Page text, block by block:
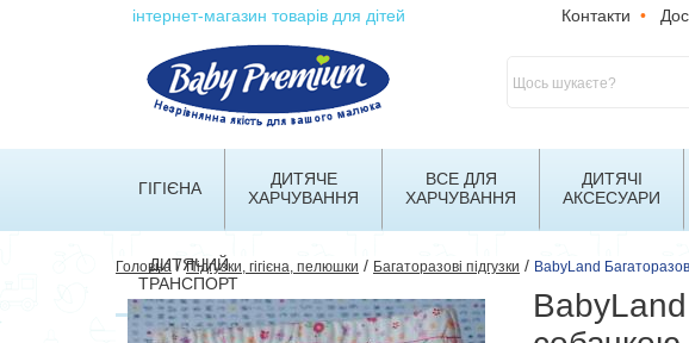
інтернет-магазин товарів для дітей Контакти •
ГІГІЄНА
ДИТЯЧЕ
ХАРЧУВАННЯ
ВСЕ ДЛЯ
ХАРЧУВАННЯ
ДИТЯЧІ
АКСЕСУАРИ
ДИТЯЧИЙ
ТРАНСПОРТ
Головна/Підгузки, гігієна, пелюшки / Багаторазові підгузки / BabyLand
BabyLand